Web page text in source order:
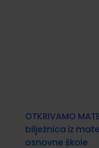
OTKRIVAMO
bilježnica iz
osnovne škole